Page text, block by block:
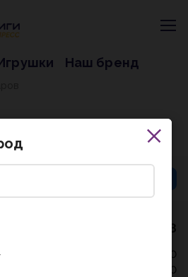
Наш бренд
8 (800) 5000-338
Режим работы - 9:30-20:00
и праздники - 10:00-19:00